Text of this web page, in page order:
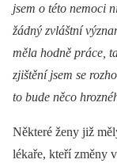
jsem o této nemoci
žádný zvláštní
měla hodně práce,
zjištění jsem se
to bude něco
Ně­kte­ré ženy již
lékaře, kteří změny